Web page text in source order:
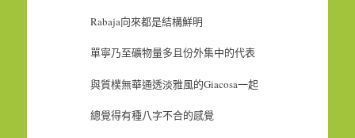
Rabaja向來都是結構鮮明
單寧乃至礦物量多且份外集中的代表
與質樸無華通透淡雅風的Giacosa一起
總覺得有種八字不合的感覺